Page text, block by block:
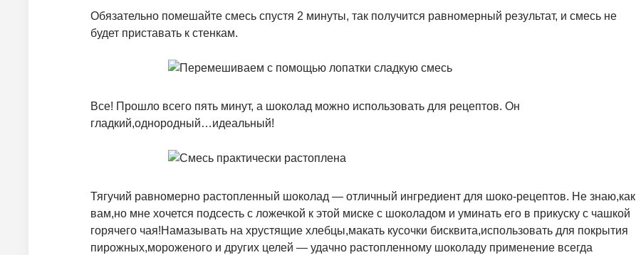
Обязательно помешайте смесь спустя 2 минуты, так получится равномерный результат, и смесь не
будет приставать к стенкам.
Все! Прошло всего пять минут, а шоколад можно использовать для рецептов. Он
гладкий,однородный…идеальный!
Тягучий равномерно растопленный шоколад — отличный ингредиент для шоко-рецептов. Не знаю,как
вам,но мне хочется подсесть с ложечкой к этой миске с шоколадом и уминать его в прикуску с чашкой
горячего чая!Намазывать на хрустящие хлебцы,макать кусочки бисквита,использовать для покрытия
пирожных,мороженого и других целей — удачно растопленному шоколаду применение всегда